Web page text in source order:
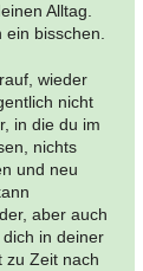
Alltag.
ein bisschen.
wieder
nicht
in die du im
nichts
und neu
aber auch
in deiner
zu Zeit nach